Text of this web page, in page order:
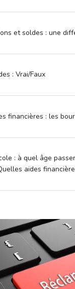
et soldes : une
: Vrai/Faux
financières : les
: à quel âge
aides